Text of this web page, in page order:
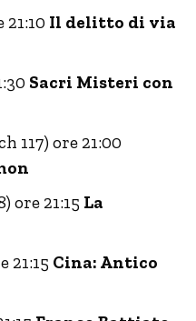
21:10 Il delitto di via
Sacri Misteri con
117) ore 21:00
ore 21:15 La
21:15 Cina: Antico